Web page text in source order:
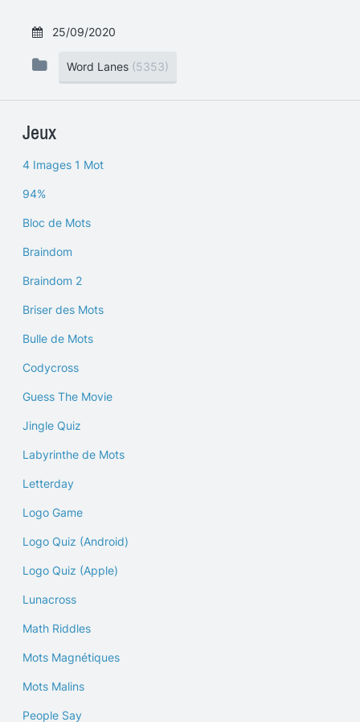
25/09/2020
Word Lanes (5353)
Jeux
4 Images 1 Mot
94%
Bloc de Mots
Braindom
Braindom 2
Briser des Mots
Bulle de Mots
Codycross
Guess The Movie
Jingle Quiz
Labyrinthe de Mots
Letterday
Logo Game
Logo Quiz (Android)
Logo Quiz (Apple)
Lunacross
Math Riddles
Mots Magnétiques
Mots Malins
People Say